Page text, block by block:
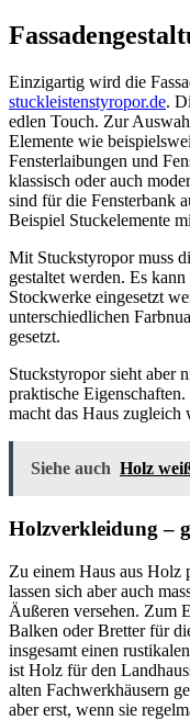
Einzigartig wird die
stuckleistenstyropor.de.
edlen Touch. Zur
Elemente wie
Fensterlaibungen und
klassisch oder auch
sind für die Fensterbank
Beispiel Stuckelemente
Mit Stuckstyropor muss
gestaltet werden. Es
Stockwerke eingesetzt
unterschiedlichen
gesetzt.
Stuckstyropor sieht aber
praktische
macht das Haus zugleich
Siehe auch Holz
Holzverkleidung –
Zu einem Haus aus Holz
lassen sich aber auch
Äußeren versehen. Zum
Balken oder Bretter für
insgesamt einen
ist Holz für den
alten Fachwerkhäusern
aber erst, wenn sie